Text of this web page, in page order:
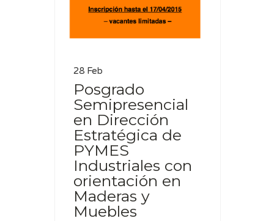
28 Feb
Posgrado
Semipresencial
en Dirección
Estratégica de
PYMES
Industriales con
orientación en
Maderas y
Muebles